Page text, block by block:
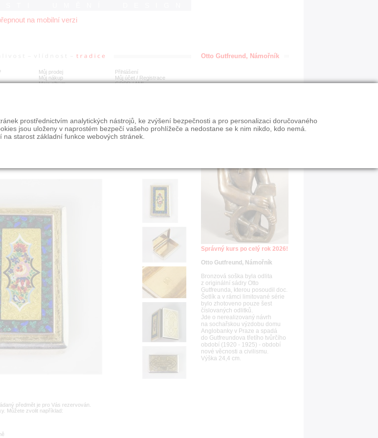
na mobilní verzi
Můj prodej
Můj nákup
Moje album
Přihlášení
Můj účet / Registrace
GDPR/AML
tabák
předmět je pro Vás rezervován.
Můžete zvolit například:
Otto Gutfreund, Námořník
Správný kurs po celý rok 2026!
Otto Gutfreund, Námořník
Bronzová soška byla odlita
z originální sádry Otto
Gutfreunda, kterou posoudil doc.
Šetlík a v rámci limitované série
bylo zhotoveno pouze šest
číslovaných odlitků.
Jde o nerealizovaný návrh
na sochařskou výzdobu domu
Anglobanky v Praze a spadá
do Gutfreundova třetího tvůrčího
období (1920 - 1925) - období
nové věcnosti a civilismu.
Výška 24,4 cm.
prostřednictvím analytických nástrojů, ke zvýšení bezpečnosti a pro personalizaci doručovaného
jsou uloženy v naprostém bezpečí vašeho prohlížeče a nedostane se k nim nikdo, kdo nemá.
na starost základní funkce webových stránek.